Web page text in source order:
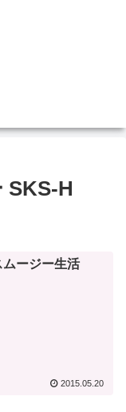
SKS-H
ムージー生活
2015.05.20